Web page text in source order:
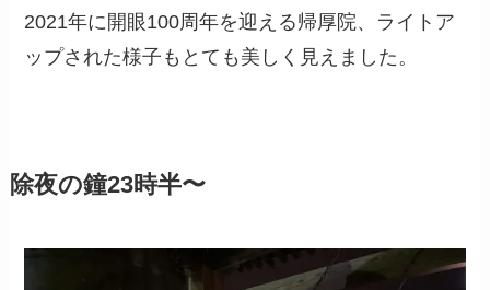
2021年に開眼100周年を迎える帰厚院、ライトア
ップされた様子もとても美しく見えました。
除夜の鐘23時半〜